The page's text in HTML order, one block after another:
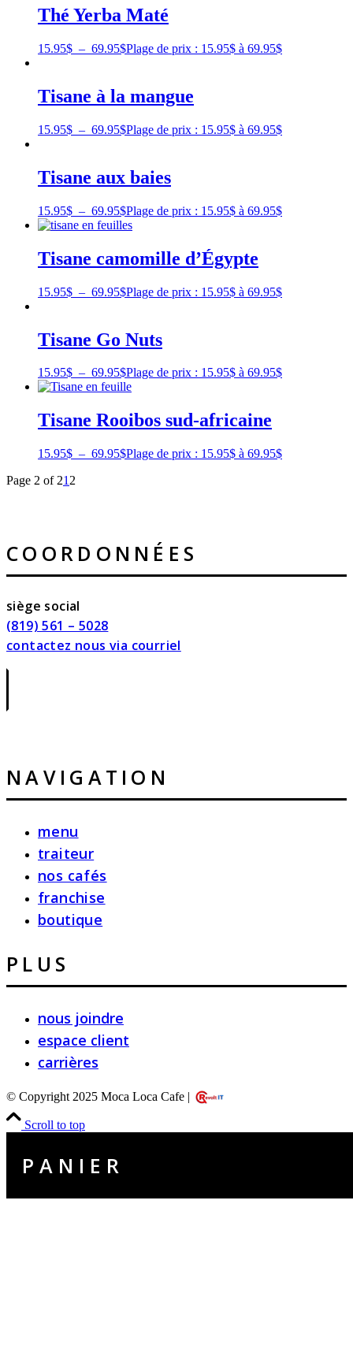
Thé Yerba Maté
15.95$ – 69.95$Plage de prix : 15.95$ à 69.95$
Tisane à la mangue
15.95$ – 69.95$Plage de prix : 15.95$ à 69.95$
Tisane aux baies
15.95$ – 69.95$Plage de prix : 15.95$ à 69.95$
Tisane camomille d’Égypte
15.95$ – 69.95$Plage de prix : 15.95$ à 69.95$
Tisane Go Nuts
15.95$ – 69.95$Plage de prix : 15.95$ à 69.95$
Tisane Rooibos sud-africaine
15.95$ – 69.95$Plage de prix : 15.95$ à 69.95$
Page 2 of 21 2
COORDONNÉES
siège social
(819) 561 – 5028
contactez nous via courriel
NAVIGATION
menu
traiteur
nos cafés
franchise
boutique
PLUS
nous joindre
espace client
carrières
© Copyright 2025 Moca Loca Cafe |
Scroll to top
P A N I E R